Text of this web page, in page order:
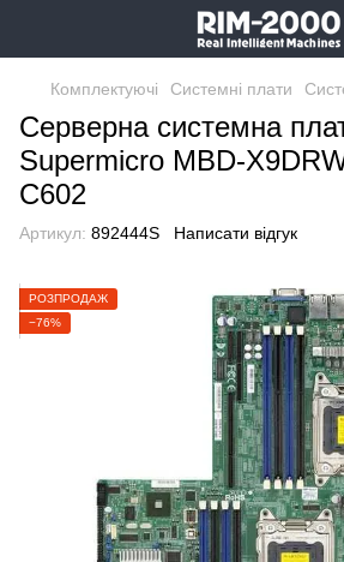
Комплектуючі Системні плати
Серверна системна
Supermicro MBD-
C602
Артикул: 892444S Написати відгук
РОЗПРОДАЖ
−76%